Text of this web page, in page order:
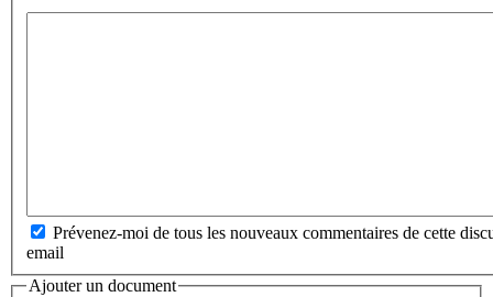
Prévenez-moi de tous les nouveaux commentaires de cette
email
Ajouter un document